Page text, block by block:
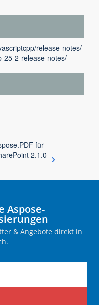
release-notes/
25-2-release-notes/
für
2.1.0
Aspose-
& Angebote direkt in